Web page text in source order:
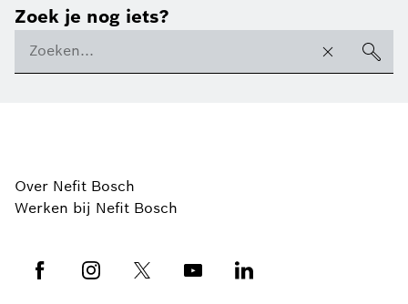
Zoek je nog iets?
Over Nefit Bosch
Werken bij Nefit Bosch